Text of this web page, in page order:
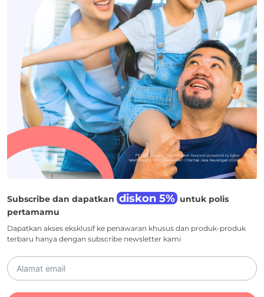
Subscribe dan dapatkan diskon 5% untuk polis
pertamamu
Dapatkan akses eksklusif ke penawaran khusus dan produk-produk
terbaru hanya dengan subscribe newsletter kami